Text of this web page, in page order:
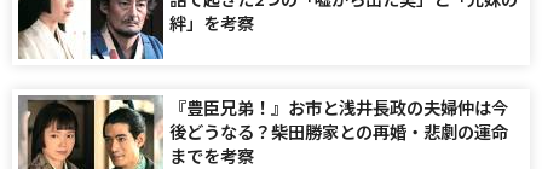
絆」を考察
『豊臣兄弟！』お市と浅井長政の夫婦仲は今
後どうなる？柴田勝家との再婚・悲劇の運命
までを考察